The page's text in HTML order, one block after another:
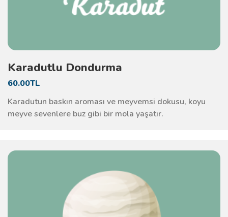
Karadutlu Dondurma
60.00TL
Karadutun baskın aroması ve meyvemsi dokusu, koyu
meyve sevenlere buz gibi bir mola yaşatır.